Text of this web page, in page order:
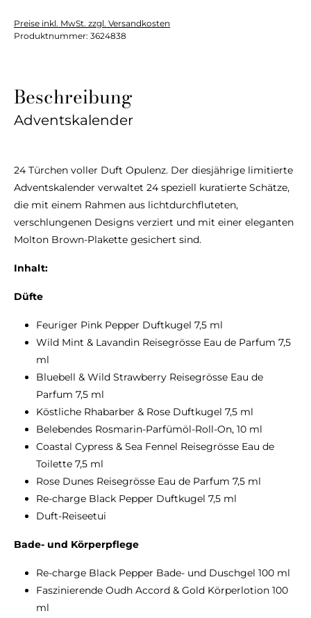
Preise inkl. MwSt. zzgl. Versandkosten
Produktnummer: 3624838
Beschreibung
Adventskalender
24 Türchen voller Duft Opulenz. Der diesjährige limitierte
Adventskalender verwaltet 24 speziell kuratierte Schätze,
die mit einem Rahmen aus lichtdurchfluteten,
verschlungenen Designs verziert und mit einer eleganten
Molton Brown-Plakette gesichert sind.
Inhalt:
Düfte
Feuriger Pink Pepper Duftkugel 7,5 ml
Wild Mint & Lavandin Reisegrösse Eau de Parfum 7,5
ml
Bluebell & Wild Strawberry Reisegrösse Eau de
Parfum 7,5 ml
Köstliche Rhabarber & Rose Duftkugel 7,5 ml
Belebendes Rosmarin-Parfümöl-Roll-On, 10 ml
Coastal Cypress & Sea Fennel Reisegrösse Eau de
Toilette 7,5 ml
Rose Dunes Reisegrösse Eau de Parfum 7,5 ml
Re-charge Black Pepper Duftkugel 7,5 ml
Duft-Reiseetui
Bade- und Körperpflege
Re-charge Black Pepper Bade- und Duschgel 100 ml
Faszinierende Oudh Accord & Gold Körperlotion 100
ml